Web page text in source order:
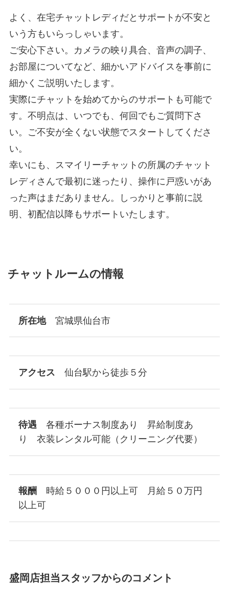
よく、在宅チャットレディだとサポートが不安と
いう方もいらっしゃいます。
ご安心下さい。カメラの映り具合、音声の調子、
お部屋についてなど、細かいアドバイスを事前に
細かくご説明いたします。
実際にチャットを始めてからのサポートも可能で
す。不明点は、いつでも、何回でもご質問下さ
い。ご不安が全くない状態でスタートしてくださ
い。
幸いにも、スマイリーチャットの所属のチャット
レディさんで最初に迷ったり、操作に戸惑いがあ
った声はまだありません。しっかりと事前に説
明、初配信以降もサポートいたします。
チャットルームの情報
所在地宮城県仙台市
アクセス 仙台駅から徒歩５分
待遇 各種ボーナス制度あり 昇給制度あ
り 衣装レンタル可能（クリーニング代要）
報酬 時給５０００円以上可 月給５０万円
以上可
盛岡店担当スタッフからのコメント